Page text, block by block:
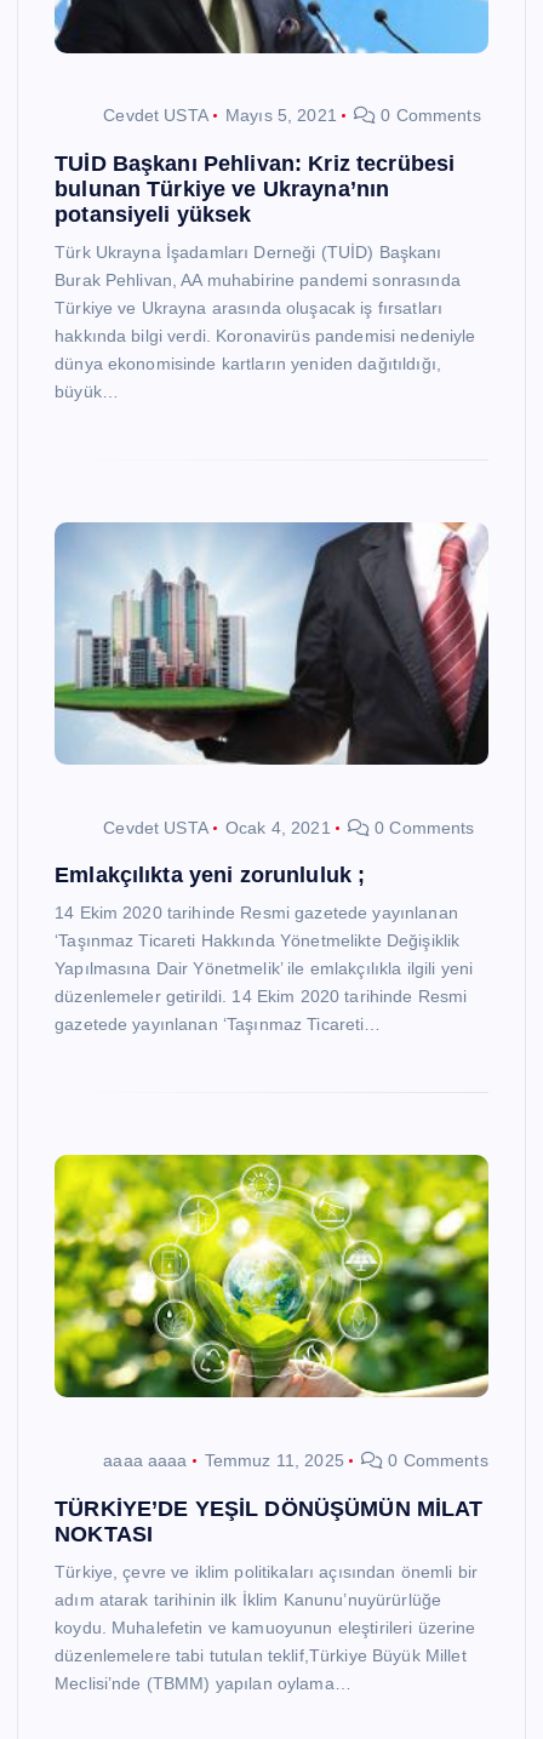
Cevdet USTA Mayıs 5, 2021 0 Comments
TUİD Başkanı Pehlivan: Kriz tecrübesi
bulunan Türkiye ve Ukrayna’nın
potansiyeli yüksek
Türk Ukrayna İşadamları Derneği (TUİD) Başkanı
Burak Pehlivan, AA muhabirine pandemi sonrasında
Türkiye ve Ukrayna arasında oluşacak iş fırsatları
hakkında bilgi verdi. Koronavirüs pandemisi nedeniyle
dünya ekonomisinde kartların yeniden dağıtıldığı,
büyük…
Cevdet USTA Ocak 4, 2021 0 Comments
Emlakçılıkta yeni zorunluluk ;
14 Ekim 2020 tarihinde Resmi gazetede yayınlanan
‘Taşınmaz Ticareti Hakkında Yönetmelikte Değişiklik
Yapılmasına Dair Yönetmelik’ ile emlakçılıkla ilgili yeni
düzenlemeler getirildi. 14 Ekim 2020 tarihinde Resmi
gazetede yayınlanan ‘Taşınmaz Ticareti…
aaaa aaaa Temmuz 11, 2025 0 Comments
TÜRKİYE’DE YEŞİL DÖNÜŞÜMÜN MİLAT
NOKTASI
Türkiye, çevre ve iklim politikaları açısından önemli bir
adım atarak tarihinin ilk İklim Kanunu’nuyürürlüğe
koydu. Muhalefetin ve kamuoyunun eleştirileri üzerine
düzenlemelere tabi tutulan teklif,Türkiye Büyük Millet
Meclisi’nde (TBMM) yapılan oylama…